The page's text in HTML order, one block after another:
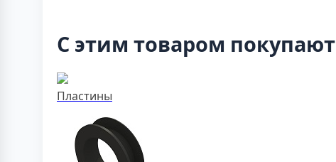
С этим товаром покупают
Пластины